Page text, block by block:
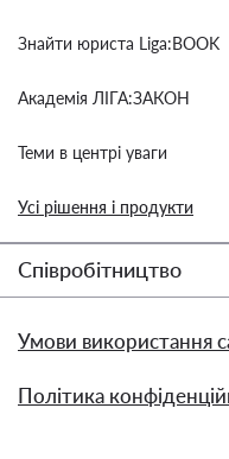
Знайти юриста Liga:BOOK
Академія ЛІГА:ЗАКОН
Теми в центрі уваги
Усі рішення і продукти
Співробітництво
Умови використання
Політика